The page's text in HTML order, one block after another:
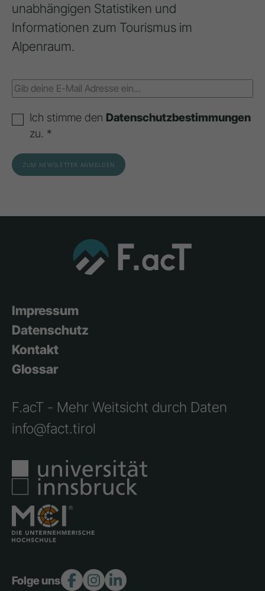
unabhängigen Statistiken und
Informationen zum Tourismus im
Alpenraum.
Ich stimme den Datenschutzbestimmungen
zu. *
Impressum
Datenschutz
Kontakt
Glossar
F.acT - Mehr Weitsicht durch Daten
info@fact.tirol
Folge uns: